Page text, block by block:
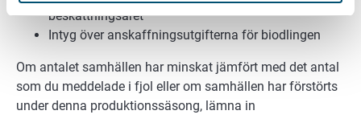
beskattningsåret
Intyg över anskaffningsutgifterna för biodlingen
Om antalet samhällen har minskat jämfört med det antal
som du meddelade i fjol eller om samhällen har förstörts
under denna produktionssäsong, lämna in